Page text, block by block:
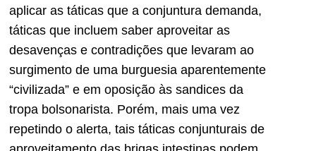
aplicar as táticas que a conjuntura demanda,
táticas que incluem saber aproveitar as
desavenças e contradições que levaram ao
surgimento de uma burguesia aparentemente
“civilizada” e em oposição às sandices da
tropa bolsonarista. Porém, mais uma vez
repetindo o alerta, tais táticas conjunturais de